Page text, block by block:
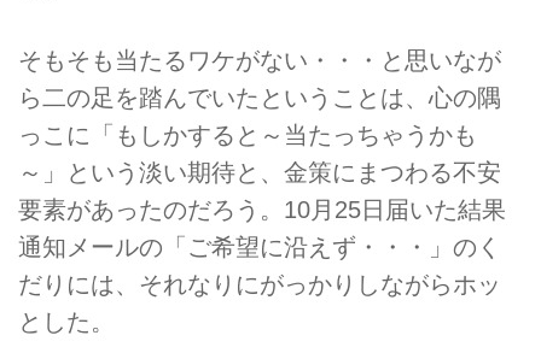
そもそも当たるワケがない・・・と思いなが
ら二の足を踏んでいたということは、心の隅
っこに「もしかすると～当たっちゃうかも
～」という淡い期待と、金策にまつわる不安
要素があったのだろう。10月25日届いた結果
通知メールの「ご希望に沿えず・・・」のく
だりには、それなりにがっかりしながらホッ
とした。